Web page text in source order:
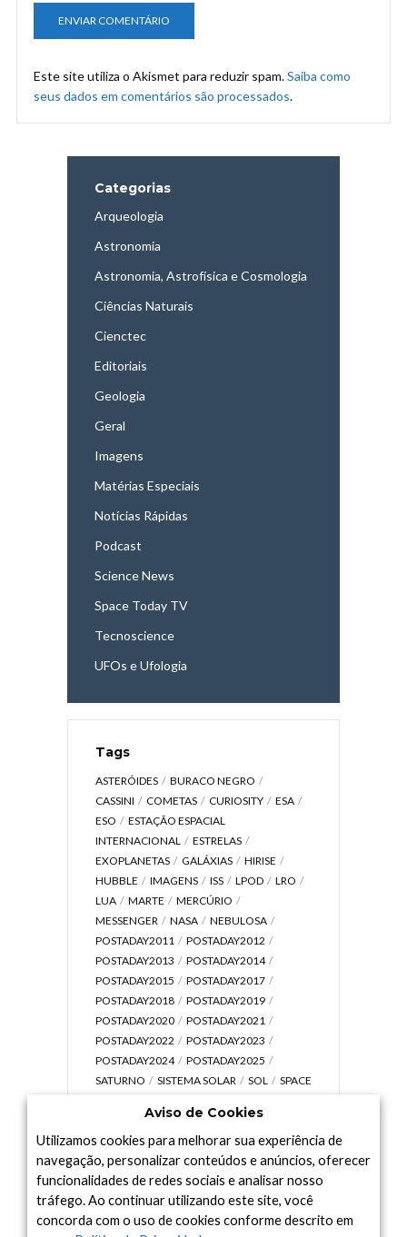
Este site utiliza o Akismet para reduzir spam.Saiba como
seus dados em comentários são processados.
Categorias
Arqueologia
Astronomia
Astronomia, Astrofísica e Cosmologia
Ciências Naturais
Cienctec
Editoriais
Geologia
Geral
Imagens
Matérias Especiais
Notícias Rápidas
Podcast
Science News
Space Today TV
Tecnoscience
UFOs e Ufologia
Tags
ASTERÓIDES
BURACO NEGRO
CASSINI
COMETAS CURIOSITY
ESA
ESO
ESTAÇÃO ESPACIAL
INTERNACIONAL
ESTRELAS
EXOPLANETAS
GALÁXIAS
HIRISE
HUBBLE
IMAGENS ISS LPOD
LRO
LUA
MARTE
MERCÚRIO
MESSENGER
NASA
NEBULOSA
POSTADAY2011
POSTADAY2012
POSTADAY2013
POSTADAY2014
POSTADAY2015
POSTADAY2017
POSTADAY2018
POSTADAY2019
POSTADAY2020
POSTADAY2021
POSTADAY2022
POSTADAY2023
POSTADAY2024
POSTADAY2025
SATURNO
SISTEMA SOLAR SOL
SPACE
UNIVERSO
VÍDEO
Arquivo
Arquivo
Aviso de Cookies
Utilizamos cookies para melhorar sua experiência de
navegação, personalizar conteúdos e anúncios, oferecer
funcionalidades de redes sociais e analisar nosso
tráfego. Ao continuar utilizando este site, você
concorda com o uso de cookies conforme descrito em